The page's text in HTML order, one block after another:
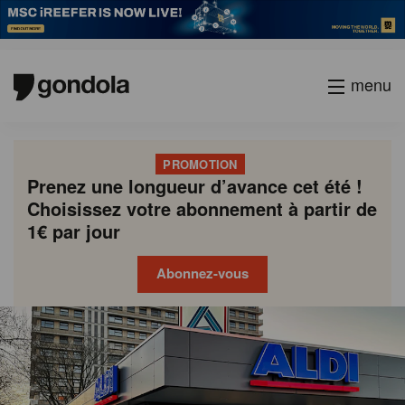
menu
PROMOTION
Prenez une longueur d’avance cet été !
Choisissez votre abonnement à partir de
1€ par jour
Abonnez-vous
Gondola
academy
Gondola
society